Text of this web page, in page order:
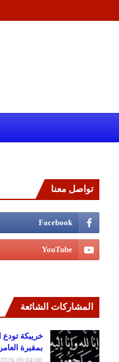
تواصل معنا
المشاركات الشائعة
خريبكة
بمقبرة
8/05/2026